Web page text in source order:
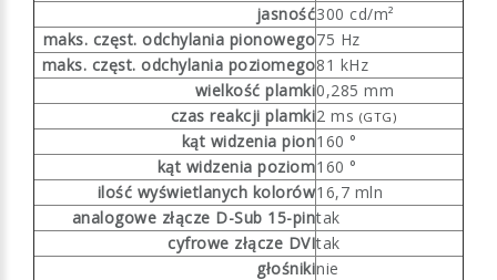
jasność300 cd/m²
maks. częst. odchylania pionowego75 Hz
maks. częst. odchylania poziomego81 kHz
wielkość plamki0,285 mm
czas reakcji plamki2 ms (GTG)
kąt widzenia pion160 °
kąt widzenia poziom160 °
ilość wyświetlanych kolorów16,7 mln
analogowe złącze D-Sub 15-pintak
cyfrowe złącze DVItak
głośnikinie